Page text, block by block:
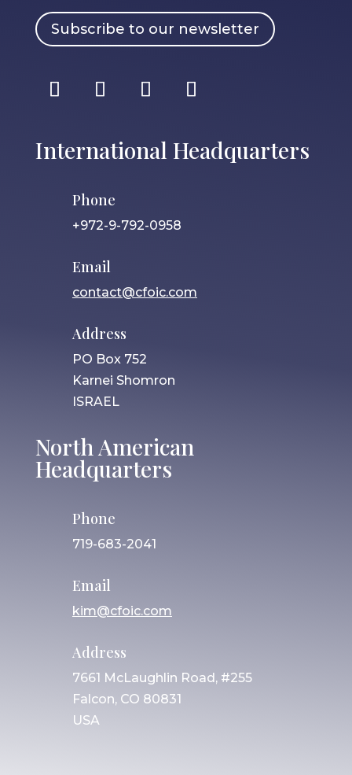
Subscribe to our newsletter
International Headquarters
Phone
+972-9-792-0958
Email
contact@cfoic.com
Address
PO Box 752
Karnei Shomron
ISRAEL
North American
Headquarters
Phone
719-683-2041
Email
kim@cfoic.com
Address
7661 McLaughlin Road, #255
Falcon, CO 80831
USA